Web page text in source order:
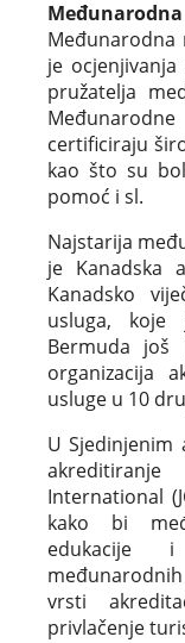
Međunarodna
je
pružatelja
certificiraju
kao što su
pomoć i sl.
Najstarija
je Kanadska
Kanadsko
usluga, koje
Bermuda
organizacija
usluge u 10
U Sjedinjenim
International
kako bi
edukacije
vrsti
privlačenje